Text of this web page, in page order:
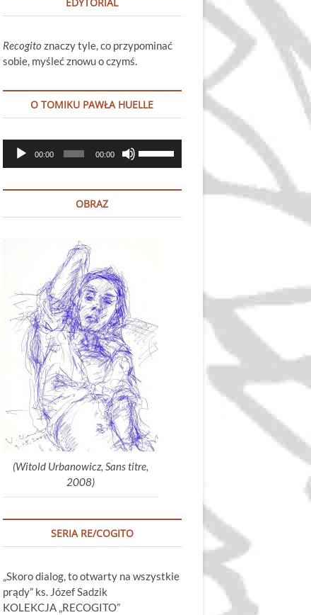
Recogito znaczy tyle, co przypominać
sobie, myśleć znowu o czymś.
O TOMIKU PAWŁA HUELLE
Odtwarzacz
plików
00:00 00:00
góry
głośność.
OBRAZ
(Witold Urbanowicz, Sans titre,
2008)
SERIA RE/COGITO
„Skoro dialog, to otwarty na wszystkie
prądy” ks. Józef Sadzik
KOLEKCJA „RECOGITO”